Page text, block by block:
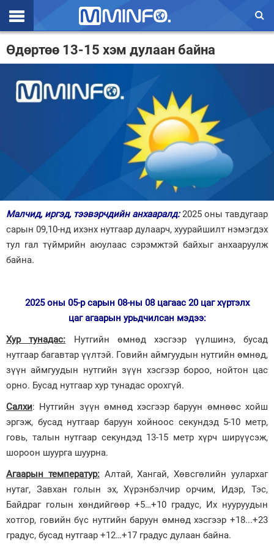
Эхлэл
Валют ханш
Нийгэм
Дэлхий
Өдөртөө 13-15 хэм дулаан байна
Малчид, иргэд, тээвэрчдийн анхааралд:2025 оны тавдугаар
сарын 09,10-нд ихэнх нутгаар дулаарч, хуурайшилт нэмэгдэх
тул гал түймрийн аюулаас сэрэмжтэй байхыг анхааруулж
байна.
2025 оны 05-р сарын 08-ны 08 цагаас 20 цаг хүртэлх
цаг агаарын урьдчилсан мэдээ:
Хур тунадас: Нутгийн өмнөд хэсгээр үүлшинэ, бусад
нутгаар багавтар үүлтэй. Говийн аймгуудын нутгийн өмнөд,
зүүн аймгуудын нутгийн зүүн хэсгээр бороо, нойтон цас
орно. Бусад нутгаар хур тунадас орохгүй.
Салхи: Нутгийн зүүн өмнөд хэсгээр баруун өмнөөс хойш
эргэж, бусад нутгаар баруун хойноос секундэд 5-10 метр,
говь, талын нутгаар секундэд 13-15 метр хүрч ширүүсэж,
шороон шуурга шуурна.
Агаарын температур: Алтай, Хангай, Хөвсгөлийн уулархаг
нутаг, Завхан голын эх, Хүрэнбэлчир орчим, Идэр, Тэс,
Байдраг голын хөндийгөөр +5…+10 градус, Их нууруудын
хотгор, говийн бүс нутгийн баруун өмнөд хэсгээр +18...+23
градус, бусад нутгаар +12…+17 градус дулаан байна.